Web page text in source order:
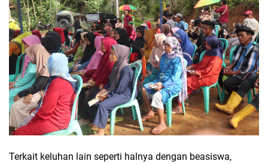
Terkait keluhan lain seperti halnya dengan beasiswa,